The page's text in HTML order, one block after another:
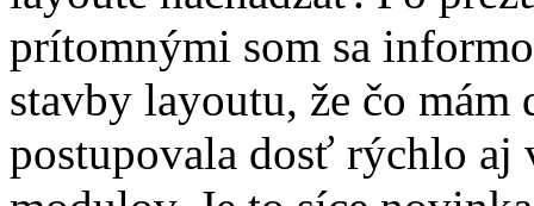
prítomnými som sa
stavby layoutu, že čo
postupovala dosť rýchlo aj